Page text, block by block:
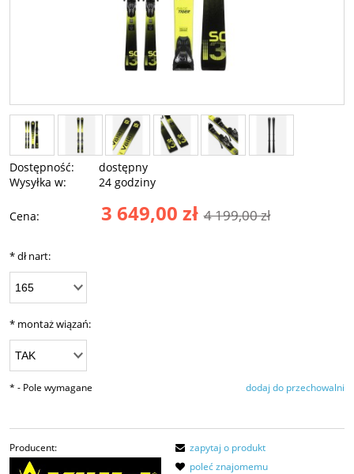
Dostępność:
dostępny
Wysyłka w:
24 godziny
Cena: 3 649,00 zł 4 199,00 zł
*dł nart:
* montaż wiązań:
dodaj do przechowalni
* - Pole wymagane
Producent:
zapytaj o produkt
poleć znajomemu